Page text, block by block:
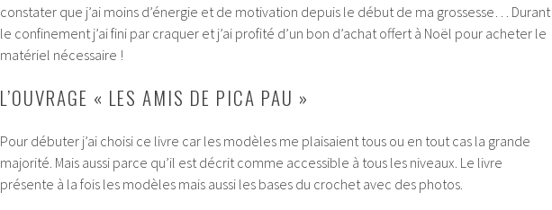
constater que j’ai moins d’énergie et de motivation depuis le début de ma grossesse… Durant
le confinement j’ai fini par craquer et j’ai profité d’un bon d’achat offert à Noël pour acheter le
matériel nécessaire !
L’OUVRAGE « LES AMIS DE PICA PAU »
Pour débuter j’ai choisi ce livre car les modèles me plaisaient tous ou en tout cas la grande
majorité. Mais aussi parce qu’il est décrit comme accessible à tous les niveaux. Le livre
présente à la fois les modèles mais aussi les bases du crochet avec des photos.